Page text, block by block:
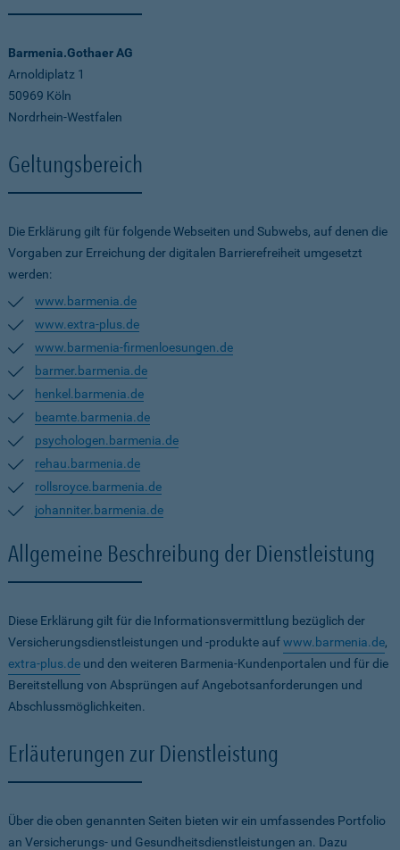
Barmenia.Gothaer AG
Arnoldiplatz 1
50969 Köln
Nordrhein-Westfalen
Geltungsbereich
Die Erklärung gilt für folgende Webseiten und Subwebs, auf denen die
Vorgaben zur Erreichung der digitalen Barrierefreiheit umgesetzt
werden:
www.barmenia.de
www.extra-plus.de
www.barmenia-firmenloesungen.de
barmer.barmenia.de
henkel.barmenia.de
beamte.barmenia.de
psychologen.barmenia.de
rehau.barmenia.de
rollsroyce.barmenia.de
johanniter.barmenia.de
Allgemeine Beschreibung der Dienstleistung
Diese Erklärung gilt für die Informationsvermittlung bezüglich der
Versicherungsdienstleistungen und -produkte aufwww.barmenia.de,
extra-plus.de und den weiteren Barmenia-Kundenportalen und für die
Bereitstellung von Absprüngen auf Angebotsanforderungen und
Abschlussmöglichkeiten.
Erläuterungen zur Dienstleistung
Über die oben genannten Seiten bieten wir ein umfassendes Portfolio
an Versicherungs- und Gesundheitsdienstleistungen an. Dazu